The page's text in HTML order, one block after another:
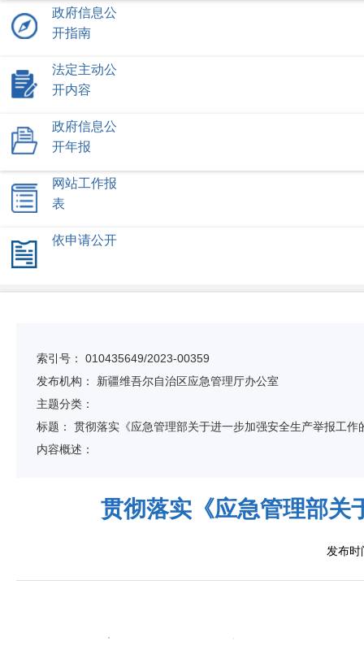
国务院文件
自治区文件
政府信息公
开指南
法定主动公
开内容
政府信息公
开年报
网站工作报
表
依申请公开
索引号：
010435649/2023-00359
发布机构：
新疆维吾尔自治区应急管理厅办公室
主题分类：
标题：
贯彻落实《应急管理部关于进一步加强安全生产举报工作
内容概述：
贯彻落实《应急管理部关
发布时